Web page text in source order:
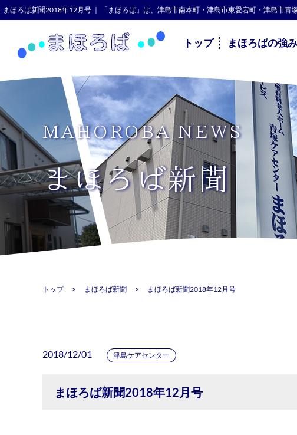
まほろば新聞2018年12月号 ｜ 「まほろば」は、津島市南本町・津島市東愛宕町・津島市
トップ まほろばの強み
MAHOROBA NEWS
まほろば新聞
トップ まほろば新聞 まほろば新聞2018年12月号
2018/12/01 津島ケアセンター
まほろば新聞2018年12月号